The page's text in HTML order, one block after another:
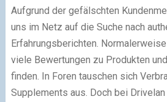
Aufgrund der gefälschten
uns im Netz auf die Suche nach
Erfahrungsberichten.
viele Bewertungen zu Produkten
finden. In Foren tauschen sich
Supplements aus. Doch bei